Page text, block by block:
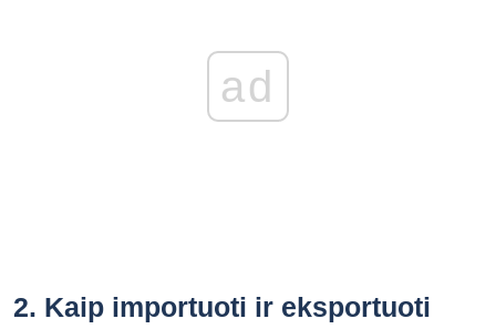
ad
2. Kaip importuoti ir eksportuoti